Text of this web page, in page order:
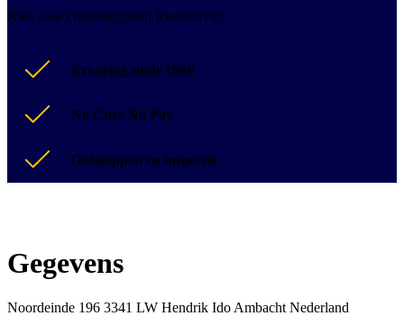
Kies voor Onderdelinden Rioolservice
Ervaring sinds 1986
No Cure No Pay
Ontstoppen en inspectie
Gegevens
Noordeinde 196 3341 LW Hendrik Ido Ambacht Nederland